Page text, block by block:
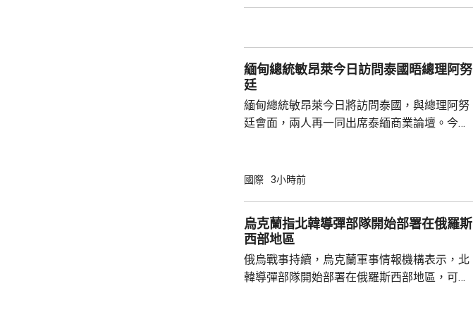
總統博爾索納羅。巴西翌日召回駐阿根廷大
使，以抗議米萊言行。
緬甸總統敏昂萊今日訪問泰國晤總理阿努
廷
緬甸總統敏昂萊今日將訪問泰國，與總理阿努
廷會面，兩人再一同出席泰緬商業論壇。今次
發動政變推翻民選政府後，緬甸一直被禁止參
日前重申，泰國對緬甸採取審慎及校準式的重
新接觸政策，除了保持兩國的溝通渠道，亦敦
促緬方遵守東盟主導的和平倡議，這點...
國際 3小時前
烏克蘭指北韓導彈部隊開始部署在俄羅斯
西部地區
俄烏戰事持續，烏克蘭軍事情報機構表示，北
韓導彈部隊開始部署在俄羅斯西部地區，可能